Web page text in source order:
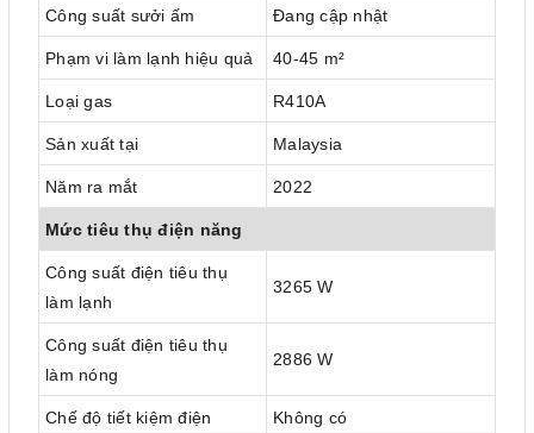
Công suất sưởi ấm Đang cập nhật
Phạm vi làm lạnh hiệu quả 40-45 m²
Loại gas R410A
Sản xuất tại Malaysia
Năm ra mắt 2022
Mức tiêu thụ điện năng
Công suất điện tiêu thụ
làm lạnh
3265 W
Công suất điện tiêu thụ
làm nóng
2886 W
Chế độ tiết kiệm điện Không có